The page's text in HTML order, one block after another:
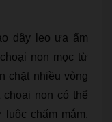
dây leo ưa ẩm
non mọc từ
chặt nhiều vòng
non có thể
chấm mắm,